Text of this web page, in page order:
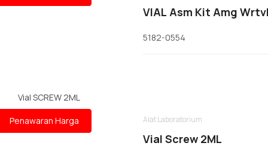
VIAL Asm Kit Amg
5182-0554
Penawaran Harga Alat Laboratorium
Vial Screw 2ML